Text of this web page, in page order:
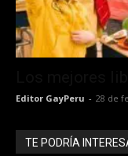
Editor GayPeru - 28 de
TE PODRÍA